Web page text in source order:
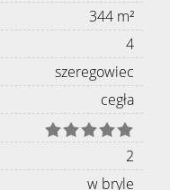
344 m²
4
szeregowiec
cegła
2
w bryle